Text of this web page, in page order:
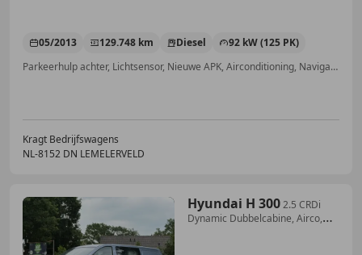
05/2013 129.748 km Diesel
92 kW (125 PK)
Parkeerhulp achter, Lichtsensor, Nieuwe APK, Airconditioning, Navigatiesysteem, Boordcomputer, Parkeerhulp voor, Voorruitverwarming
Kragt Bedrijfswagens
NL-8152 DN LEMELERVELD
Hyundai H 3002.5 CRDi
Dynamic Dubbelcabine, Airco,